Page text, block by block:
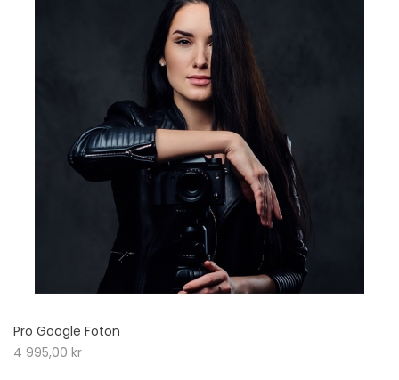
Pro Google Foton
4 995,00 kr